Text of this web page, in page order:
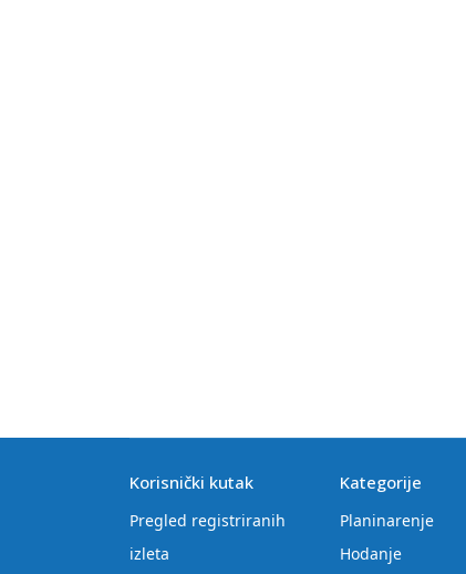
Korisnički kutak
Pregled registriranih
izleta
Kategorije
Planinarenje
Hodanje